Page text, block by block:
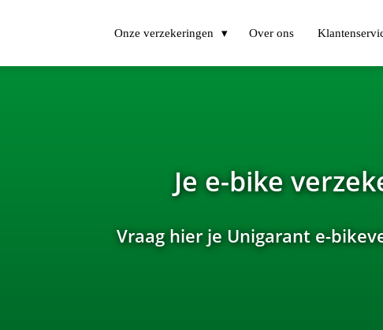
Onze verzekeringen Over ons
Je e-bike
Vraag hier je Unigarant e-